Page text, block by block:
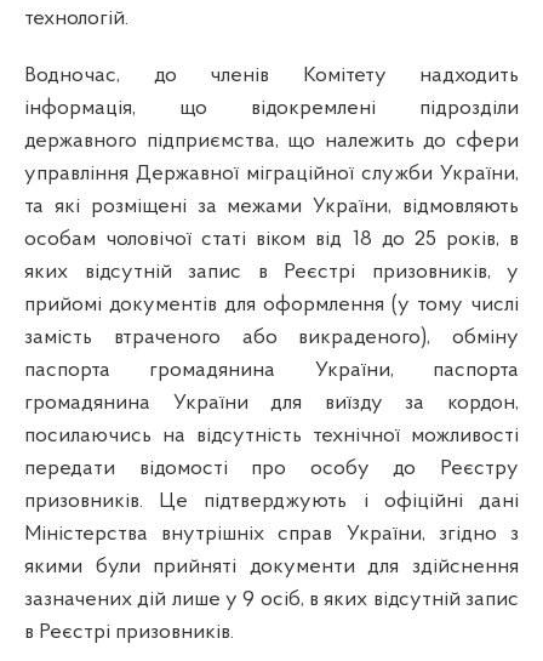
технологій.
Водночас,
до членів Комітету надходить
інформація, що відокремлені підрозділи
державного підприємства, що належить до сфери
управління Державної міграційної служби України,
та які розміщені за межами України, відмовляють
особам чоловічої статі віком від 18 до 25 років, в
яких відсутній запис в Реєстрі призовників, у
прийомі документів для оформлення (у тому числі
замість втраченого або викраденого), обміну
паспорта громадянина України, паспорта
громадянина України для виїзду за кордон,
посилаючись на відсутність технічної можливості
передати відомості про особу до Реєстру
призовників. Це підтверджують і офіційні дані
Міністерства внутрішніх справ України, згідно з
якими були прийняті документи для здійснення
зазначених дій лише у 9 осіб, в яких відсутній запис
в Реєстрі призовників.